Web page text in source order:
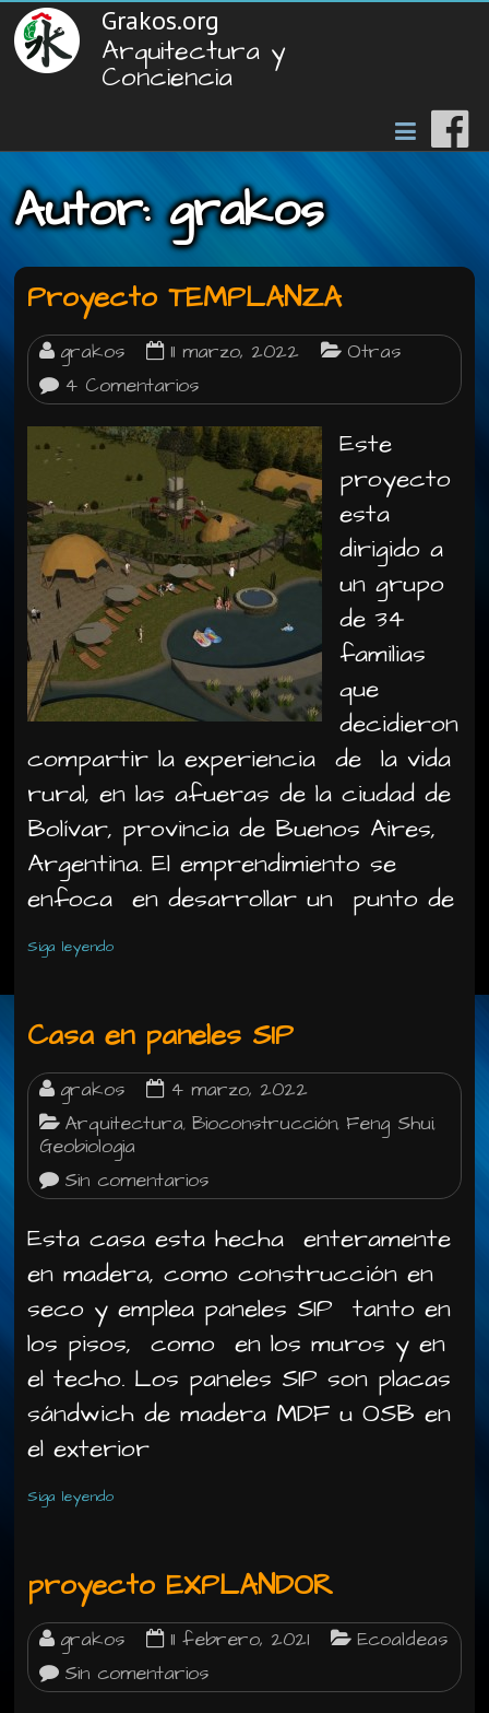
Grakos.org
Arquitectura y
Conciencia
Autor:grakos
Proyecto TEMPLANZA
grakos 11 marzo, 2022
Otras
4 Comentarios
Este
proyecto
esta
dirigido a
un grupo
de 34
familias
que
decidieron
compartir la experiencia de la vida
rural, en las afueras de la ciudad de
Bolívar, provincia de Buenos Aires,
Argentina. El emprendimiento se
enfoca en desarrollar un punto de
Siga leyendo
Casa en paneles SIP
grakos
4 marzo, 2022
Arquitectura, Bioconstrucción, Feng Shui,
Geobiologia
Sin comentarios
Esta casa esta hecha enteramente
en madera, como construcción en
seco y emplea paneles SIP tanto en
los pisos, como en los muros y en
el techo. Los paneles SIP son placas
sándwich de madera MDF u OSB en
el exterior
Siga leyendo
proyecto EXPLANDOR
grakos 11 febrero, 2021
Ecoaldeas
Sin comentarios